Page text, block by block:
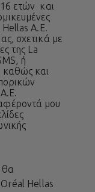
ετών και
A.E.
σχετικά με
της La
ή
καθώς και
μου
θα
Hellas